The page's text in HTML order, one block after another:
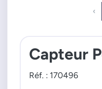
‹
Capteur
Réf. : 170496